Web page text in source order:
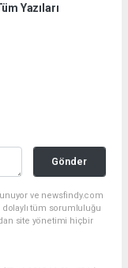
Yazıları
Gönder
ve newsfindy.com
dolaylı tüm sorumluluğu
site yönetimi hiçbir